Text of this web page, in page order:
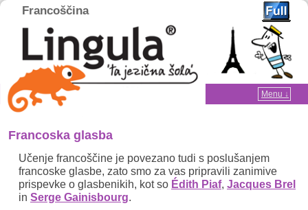
Francoščina
Home
Menu ↓
Skip to primary content
Skip to secondary content
Francoska glasba
Učenje francoščine je povezano tudi s poslušanjem
francoske glasbe, zato smo za vas pripravili zanimive
prispevke o glasbenikih, kot so Édith Piaf, Jacques Brel
in Serge Gainisbourg.